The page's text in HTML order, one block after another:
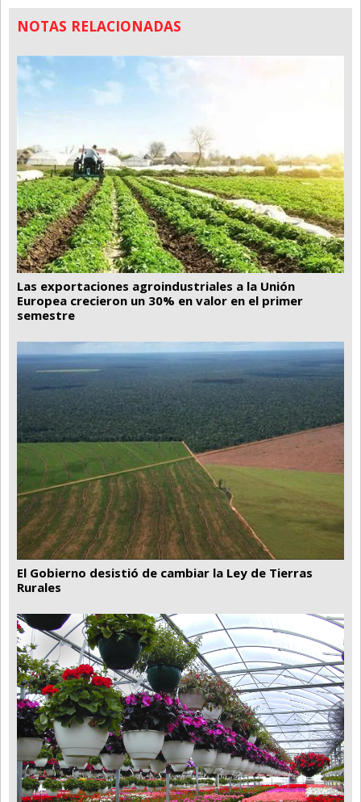
NOTAS RELACIONADAS
Las exportaciones agroindustriales a la Unión
Europea crecieron un 30% en valor en el primer
semestre
El Gobierno desistió de cambiar la Ley de Tierras
Rurales